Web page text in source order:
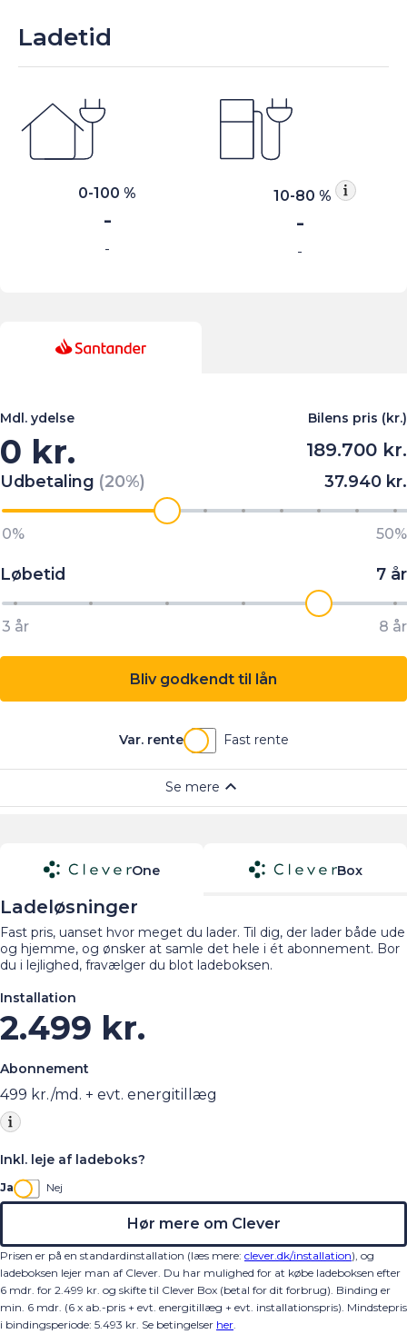
Ladetid
0-100 %
-
-
10-80 %
-
-
One Box
Ladeløsninger
Fast pris, uanset hvor meget du lader. Til dig, der lader både ude
og hjemme, og ønsker at samle det hele i ét abonnement. Bor
du i lejlighed, fravælger du blot ladeboksen.
Installation
2.499 kr.
Abonnement
499 kr./md. + evt. energitillæg
Inkl. leje af ladeboks?
Ja Nej
Hør mere om Clever
Prisen er på en standardinstallation (læs mere: clever.dk/installation), og
ladeboksen lejer man af Clever. Du har mulighed for at købe ladeboksen efter
6 mdr. for 2.499 kr. og skifte til Clever Box (betal for dit forbrug). Binding er
min. 6 mdr. (6 x ab.-pris + evt. energitillæg + evt. installationspris). Mindstepris
i bindingsperiode: 5.493 kr. Se betingelser her